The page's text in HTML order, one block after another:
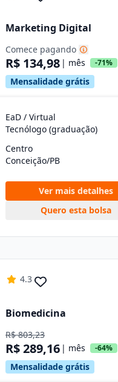
Marketing Digital
Comece pagando
R$ 134,98 | mês -71%
Mensalidade grátis
EaD / Virtual
Tecnólogo (graduação)
Centro
Conceição/PB
Ver mais detalhes
Quero esta bolsa
4.3
Biomedicina
R$ 803,23
R$ 289,16 | mês -64%
Mensalidade grátis